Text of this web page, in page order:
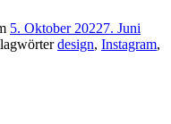
5. Oktober 20227. Juni
design, Instagram,